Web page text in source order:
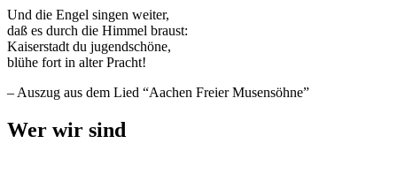
Und die Engel singen weiter,
daß es durch die Himmel braust:
Kaiserstadt du jugendschöne,
blühe fort in alter Pracht!
– Auszug aus dem Lied “Aachen Freier Musensöhne”
Wer wir sind